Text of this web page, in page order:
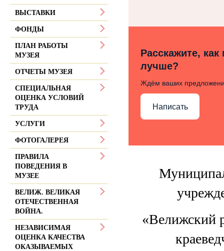
Расскажите,
лучше?
Ждём ваших
Написать
«Велижский
ВЫСТАВКИ
ФОНДЫ
ПЛАН РАБОТЫ
МУЗЕЯ
ОТЧЕТЫ МУЗЕЯ
СПЕЦИАЛЬНАЯ
ОЦЕНКА УСЛОВИЙ
ТРУДА
УСЛУГИ
ФОТОГАЛЕРЕЯ
ПРАВИЛА
ПОВЕДЕНИЯ В
МУЗЕЕ
ВЕЛИЖ. ВЕЛИКАЯ
ОТЕЧЕСТВЕННАЯ
ВОЙНА.
НЕЗАВИСИМАЯ
ОЦЕНКА КАЧЕСТВА
ОКАЗЫВАЕМЫХ